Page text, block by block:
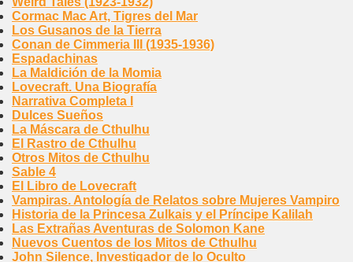
Cormac Mac Art, Tigres del Mar
Los Gusanos de la Tierra
Conan de Cimmeria III (1935-1936)
Espadachinas
La Maldición de la Momia
Lovecraft. Una Biografía
Narrativa Completa I
Dulces Sueños
La Máscara de Cthulhu
El Rastro de Cthulhu
Otros Mitos de Cthulhu
Sable 4
El Libro de Lovecraft
Vampiras. Antología de Relatos sobre Mujeres Vampiro
Historia de la Princesa Zulkais y el Príncipe Kalilah
Las Extrañas Aventuras de Solomon Kane
Nuevos Cuentos de los Mitos de Cthulhu
John Silence, Investigador de lo Oculto